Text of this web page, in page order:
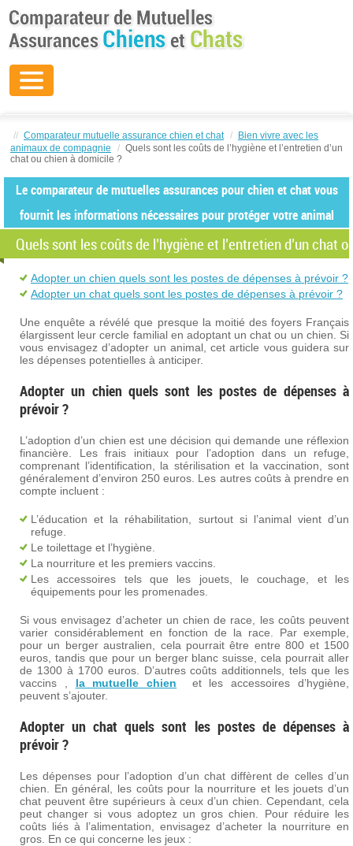
// Comparateur mutuelle assurance chien et chat /
Bien vivre avec les
animaux de compagnie
/ Quels sont les coûts de l’hygiène et l’entretien d’un
chat ou chien à domicile ?
Le comparateur de mutuelles assurances pour chien et chat vous
fournit les informations nécessaires pour protéger votre animal
Quels sont les coûts de l’hygiène et l’entretien d’un chat
Adopter un chien quels sont les postes de dépenses à prévoir ?
Adopter un chat quels sont les postes de dépenses à prévoir ?
Une enquête a révélé que presque la moitié des foyers Français
élargissent leur cercle familial en adoptant un chat ou un chien. Si
vous envisagez d’adopter un animal, cet article vous guidera sur
les dépenses potentielles à anticiper.
Adopter un chien quels sont les postes de dépenses à
prévoir ?
L’adoption d’un chien est une décision qui demande une réflexion
financière. Les frais initiaux pour l’adoption dans un refuge,
comprenant l’identification, la stérilisation et la vaccination, sont
généralement d’environ 250 euros. Les autres coûts à prendre en
compte incluent :
L’éducation et la réhabilitation, surtout si l’animal vient d’un
refuge.
Le toilettage et l’hygiène.
La nourriture et les premiers vaccins.
Les accessoires tels que les jouets, le couchage, et les
équipements pour les promenades.
Si vous envisagez d’acheter un chien de race, les coûts peuvent
varier considérablement en fonction de la race. Par exemple,
pour un berger australien, cela pourrait être entre 800 et 1500
euros, tandis que pour un berger blanc suisse, cela pourrait aller
de 1300 à 1700 euros. D’autres coûts additionnels, tels que les
vaccins , la mutuelle chien et les accessoires d’hygiène,
peuvent s’ajouter.
Adopter un chat quels sont les postes de dépenses à
prévoir ?
Les dépenses pour l’adoption d’un chat diffèrent de celles d’un
chien. En général, les coûts pour la nourriture et les jouets d’un
chat peuvent être supérieurs à ceux d’un chien. Cependant, cela
peut changer si vous adoptez un gros chien. Pour réduire les
coûts liés à l’alimentation, envisagez d’acheter la nourriture en
gros. En ce qui concerne les jeux :